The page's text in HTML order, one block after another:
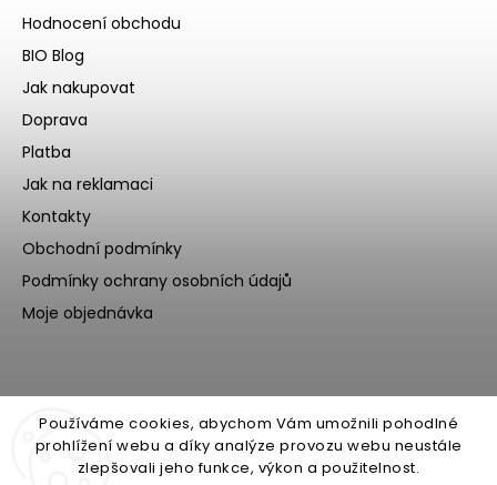
Používáme cookies, abychom Vám umožnili pohodlné
prohlížení webu a díky analýze provozu webu neustále
zlepšovali jeho funkce, výkon a použitelnost.
Hodnocení obchodu
BIO Blog
Jak nakupovat
Doprava
Platba
Jak na reklamaci
Kontakty
Obchodní podmínky
Podmínky ochrany osobních údajů
Moje objednávka